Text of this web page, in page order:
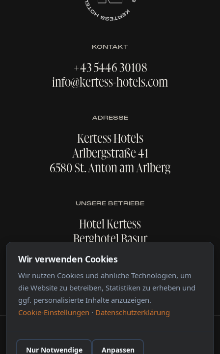
KONTAKT
+43 5446 30108
info@kertess-hotels.com
ADRESSE
Kertess Hotels
Arlbergstraße 41
6580 St. Anton am Arlberg
UNSERE BETRIEBE
Hotel Kertess
Berghotel Basur
Boutiquehotel Lux Alpinae
Rave the Arlberg
by Zmart
Wir verwenden Cookies
Wir nutzen Cookies und ähnliche Technologien, um
die Website zu betreiben, Statistiken zu erheben und
ggf. personalisierte Inhalte anzuzeigen.
Cookie-Einstellungen · Datenschutzerklärung
Nur Notwendige Anpassen